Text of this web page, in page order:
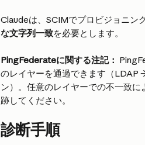
Claudeは、SCIMでプロビジョニン
な文字列一致を必要とします。
PingFederateに関する注記：
のレイヤーを通過できます（LDAP
ン）。任意のレイヤーでの不一致
跡してください。
診断手順